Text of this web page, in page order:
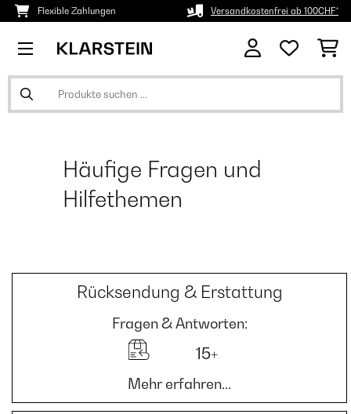
Flexible Zahlungen Versandkostenfrei ab 100CHF*
Häufige Fragen und
Hilfethemen
Rücksendung & Erstattung
Fragen & Antworten:
15+
Mehr erfahren...